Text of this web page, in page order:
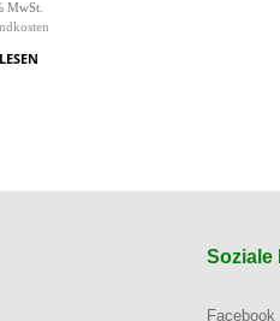
MwSt.
Soziale
Facebook